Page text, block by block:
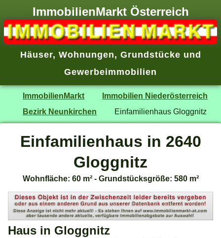
ImmobilienMarkt Österreich
Häuser, Wohnungen, Grundstücke und
Gewerbeimmobilien
ImmobilienMarkt
Immobilien Niederösterreich
Bezirk Neunkirchen
Einfamilienhaus Gloggnitz
Einfamilienhaus in 2640
Gloggnitz
Wohnfläche: 60 m² - Grundstücksgröße: 580 m²
Haus in Gloggnitz